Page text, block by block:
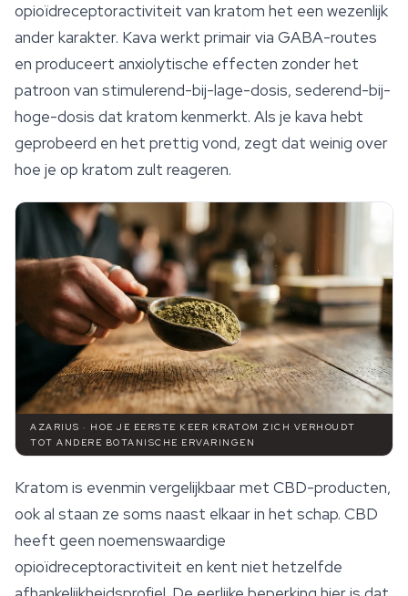
opioïdreceptoractiviteit van kratom het een wezenlijk
ander karakter. Kava werkt primair via GABA-routes
en produceert anxiolytische effecten zonder het
patroon van stimulerend-bij-lage-dosis, sederend-bij-
hoge-dosis dat kratom kenmerkt. Als je kava hebt
geprobeerd en het prettig vond, zegt dat weinig over
hoe je op kratom zult reageren.
AZARIUS · HOE JE EERSTE KEER KRATOM ZICH VERHOUDT
TOT ANDERE BOTANISCHE ERVARINGEN
Kratom is evenmin vergelijkbaar met CBD-producten,
ook al staan ze soms naast elkaar in het schap. CBD
heeft geen noemenswaardige
opioïdreceptoractiviteit en kent niet hetzelfde